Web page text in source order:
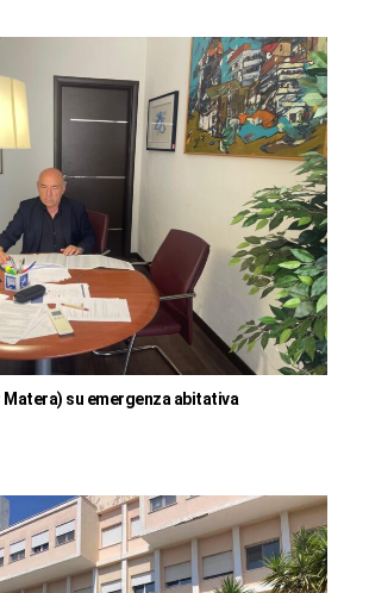
su emergenza abitativa